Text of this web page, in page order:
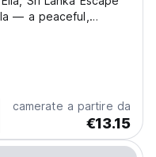
— a peaceful,
travelers who value
camerate a partire da
€13.15